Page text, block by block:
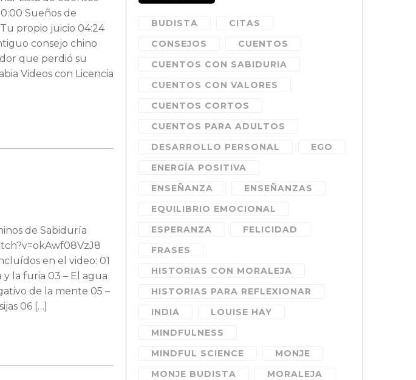
Sueños de
propio juicio 04:24
consejo chino
que perdió su
Videos con Licencia
de Sabiduría
en el video: 01
y la furia 03 – El agua
de la mente 05 –
06 […]
BUDISTA
CITAS
CONSEJOS
CUENTOS
CUENTOS CON SABIDURIA
CUENTOS CON VALORES
CUENTOS CORTOS
CUENTOS PARA ADULTOS
DESARROLLO PERSONAL
EGO
ENERGÍA POSITIVA
ENSEÑANZA
ENSEÑANZAS
EQUILIBRIO EMOCIONAL
ESPERANZA
FELICIDAD
FRASES
HISTORIAS CON MORALEJA
HISTORIAS PARA REFLEXIONAR
INDIA
LOUISE HAY
MINDFULNESS
MINDFUL SCIENCE
MONJE
MONJE BUDISTA
MORALEJA